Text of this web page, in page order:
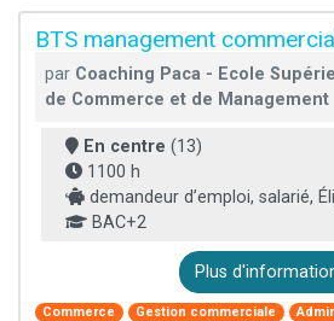
BTS management
par Coaching Paca - Ecole
de Commerce et de Management
En centre (13)
1100 h
demandeur d’emploi, salarié,
BAC+2
Plus
Commerce Gestion commerciale